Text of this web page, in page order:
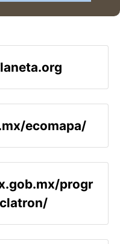
ecomapa/
progr